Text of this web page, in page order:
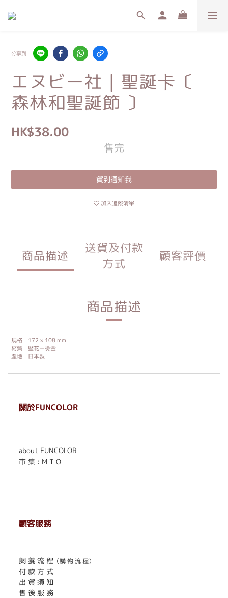
分享到
エヌビー社｜聖誕卡〔
森林和聖誕節 〕
HK$38.00
售完
貨到通知我
加入追蹤清單
商品描述
送貨及付款
方式
顧客評價
商品描述
規格：172 × 108 mm
材質：壓花＋燙金
產地：日本製
關於FUNCOLOR
about FUNCOLOR
市 集 : M T O
顧客服務
飼 養 流 程 （購 物 流 程）
付 款 方 式
出 貨 須 知
售 後 服 務